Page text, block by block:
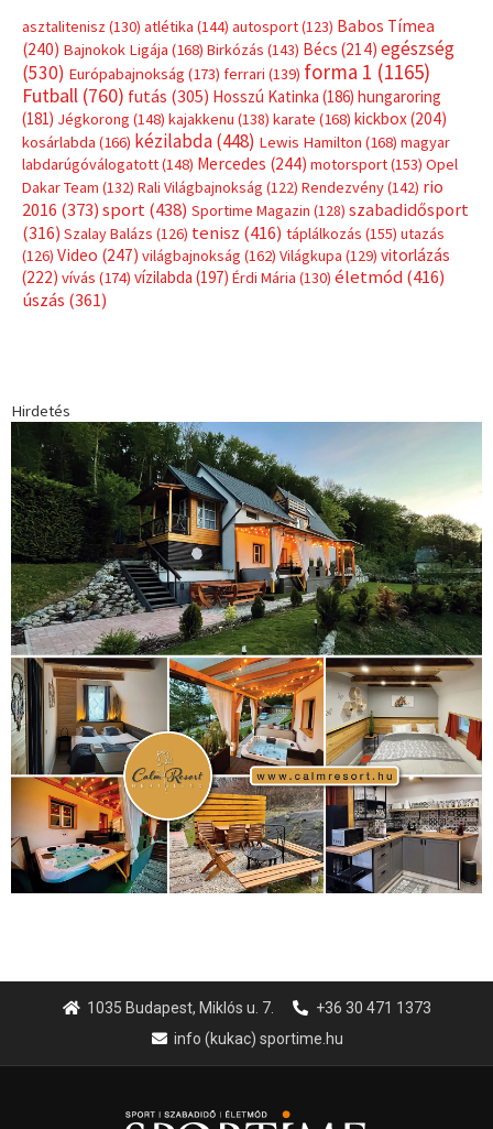
asztalitenisz (130) atlétika (144) autosport(123) Babos Tímea
(240) Bajnokok Ligája (168) Birkózás (143) Bécs (214) egészség
(530) Európabajnokság (173) ferrari (139) forma 1 (1165)
Futball (760) futás (305) Hosszú Katinka (186) hungaroring
(181) Jégkorong (148) kajakkenu (138) karate (168) kickbox(204)
kosárlabda (166) kézilabda(448) Lewis Hamilton (168) magyar
labdarúgóválogatott(148) Mercedes (244) motorsport(153) Opel
Dakar Team (132) Rali Világbajnokság (122) Rendezvény(142) rio
2016 (373) sport(438) Sportime Magazin (128) szabadidősport
(316) Szalay Balázs (126) tenisz (416) táplálkozás (155) utazás
(126) Video (247) világbajnokság (162) Világkupa (129) vitorlázás
(222) vívás (174) vízilabda (197) Érdi Mária (130) életmód(416)
úszás (361)
Hirdetés
1035 Budapest, Miklós u. 7.
+36 30 471 1373
info (kukac) sportime.hu